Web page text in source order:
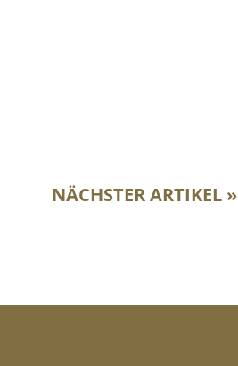
NÄCHSTER ARTIKEL »